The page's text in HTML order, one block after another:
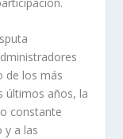
de los más
últimos años, la
constante
y a las